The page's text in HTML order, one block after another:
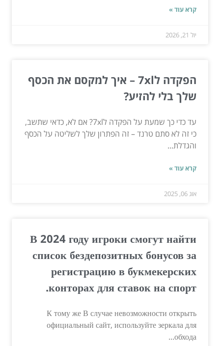
קרא עוד »
יול 21, 2026
הפקדה ל7xl – איך למקסם את הכסף
שלך בלי להזיע?
עד כדי כך שמעת על הפקדה ל7xl? אם לא, כדאי שתשב,
כי זה לא סתם טרנד – זה הפתרון שלך לשליטה על הכסף
והגדלת...
קרא עוד »
אוג 06, 2025
В 2024 году игроки смогут найти
список бездепозитных бонусов за
регистрацию в букмекерских
конторах для ставок на спорт.
К тому же В случае невозможности открыть
официальный сайт, используйте зеркала для
обхода...